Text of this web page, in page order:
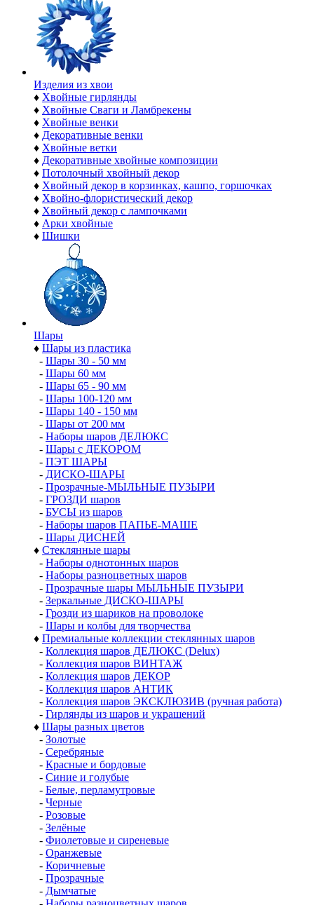
Изделия из хвои
♦ Хвойные гирлянды
♦ Хвойные Сваги и Ламбрекены
♦ Хвойные венки
♦ Декоративные венки
♦ Хвойные ветки
♦ Декоративные хвойные композиции
♦ Потолочный хвойный декор
♦ Хвойный декор в корзинках, кашпо, горшочках
♦ Хвойно-флористический декор
♦ Хвойный декор с лампочками
♦ Арки хвойные
♦ Шишки
Шары
♦ Шары из пластика
- Шары 30 - 50 мм
- Шары 60 мм
- Шары 65 - 90 мм
- Шары 100-120 мм
- Шары 140 - 150 мм
- Шары от 200 мм
- Наборы шаров ДЕЛЮКС
- Шары с ДЕКОРОМ
- ПЭТ ШАРЫ
- ДИСКО-ШАРЫ
- Прозрачные-МЫЛЬНЫЕ ПУЗЫРИ
- ГРОЗДИ шаров
- БУСЫ из шаров
- Наборы шаров ПАПЬЕ-МАШЕ
- Шары ДИСНЕЙ
♦ Стеклянные шары
- Наборы однотонных шаров
- Наборы разноцветных шаров
- Прозрачные шары МЫЛЬНЫЕ ПУЗЫРИ
- Зеркальные ДИСКО-ШАРЫ
- Грозди из шариков на проволоке
- Шары и колбы для творчества
♦ Премиальные коллекции стеклянных шаров
- Коллекция шаров ДЕЛЮКС (Delux)
- Коллекция шаров ВИНТАЖ
- Коллекция шаров ДЕКОР
- Коллекция шаров АНТИК
- Коллекция шаров ЭКСКЛЮЗИВ (ручная работа)
- Гирлянды из шаров и украшений
♦ Шары разных цветов
- Золотые
- Серебряные
- Красные и бордовые
- Синие и голубые
- Белые, перламутровые
- Черные
- Розовые
- Зелёные
- Фиолетовые и сиреневые
- Оранжевые
- Коричневые
- Прозрачные
- Дымчатые